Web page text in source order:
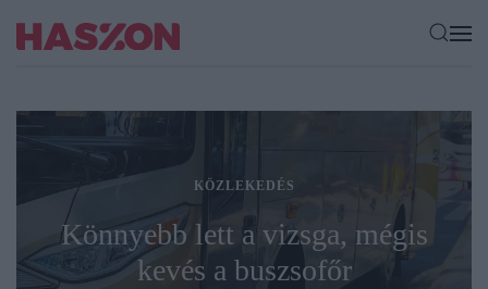
KÖZLEKEDÉS
Könnyebb lett a vizsga, mégis
kevés a buszsofőr